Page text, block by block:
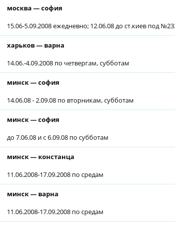
москва — софия
15.06-5.09.2008 ежедневно; 12.06.08 до ст.киев под
харьков — варна
14.06.-4.09.2008 по четвергам, субботам
минск — софия
14.06.08 - 2.09.08 по вторникам, субботам
минск — софия
до 7.06.08 и с 6.09.08 по субботам
минск — констанца
11.06.2008-17.09.2008 по средам
минск — варна
11.06.2008-17.09.2008 по средам